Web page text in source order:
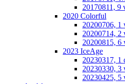
20170811, 9
2020 Colorful
20200706, 1
20200714, 2
20200815, 6
2023 IceAge
20230317, 1
20230330, 3
20230425, 5